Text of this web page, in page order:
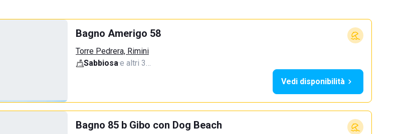
Bagno Amerigo 58
Torre Pedrera, Rimini
Sabbiosa·e altri 3…
Vedi disponibilità
Bagno 85 b Gibo con Dog Beach